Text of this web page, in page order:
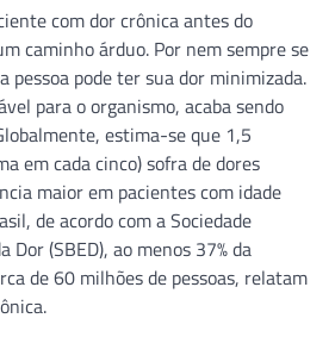
com dor crônica antes do
caminho árduo. Por nem sempre se
pessoa pode ter sua dor minimizada.
para o organismo, acaba sendo
estima-se que 1,5
em cada cinco) sofra de dores
maior em pacientes com idade
de acordo com a Sociedade
Dor (SBED), ao menos 37% da
de 60 milhões de pessoas, relatam